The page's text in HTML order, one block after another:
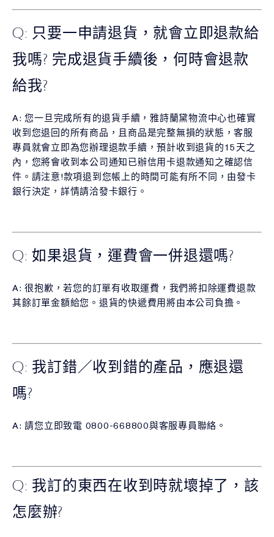
Q: 只要一申請退貨，就會立即退款給
我嗎? 完成退貨手續後，何時會退款
給我?
A: 您一旦完成所有的退貨手續，雅詩蘭黛物流中心也確實
收到您退回的所有商品，且商品是完整無損的狀態，客服
專員就會立即為您辦理退款手續，預計收到退貨的15天之
內，您將會收到本公司通知已辦信用卡退款通知之確認信
件。請注意!款項退到您帳上的時間可能有所不同，由發卡
銀行決定，詳情請洽發卡銀行。
Q: 如果退貨，運費會一併退還嗎?
A: 很抱歉，若您的訂單有收取運費，我們將扣除運費退款
其餘訂單金額給您。退貨的快遞費用將由本公司負擔。
Q: 我訂錯／收到錯的產品，應退還
嗎?
A: 請您立即致電 0800-668800與客服專員聯絡。
Q: 我訂的東西在收到時就壞掉了，該
怎麼辦?